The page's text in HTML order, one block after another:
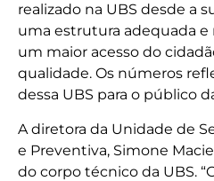
realizado na UBS desde a
uma estrutura adequada
um maior acesso do
qualidade. Os números
dessa UBS para o público
A diretora da Unidade de
e Preventiva, Simone
do corpo técnico da UBS.